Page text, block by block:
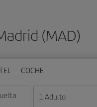
(MAD)
COCHE
año
fecha en formato día/mes/año
1 Adulto